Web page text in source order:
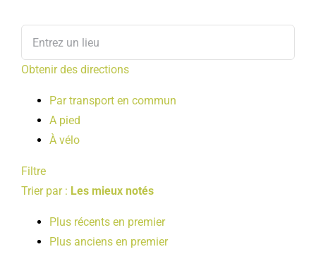
Obtenir des directions
Par transport en commun
A pied
À vélo
Filtre
Trier par : Les mieux notés
Plus récents en premier
Plus anciens en premier